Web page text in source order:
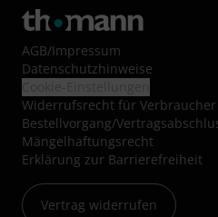
AGB/Impressum
Datenschutzhinweise
Widerrufsrecht für Verbraucher
Bestellvorgang/
Mängelhaftungsrecht
Erklärung zur Barrierefreiheit
Vertrag widerrufen